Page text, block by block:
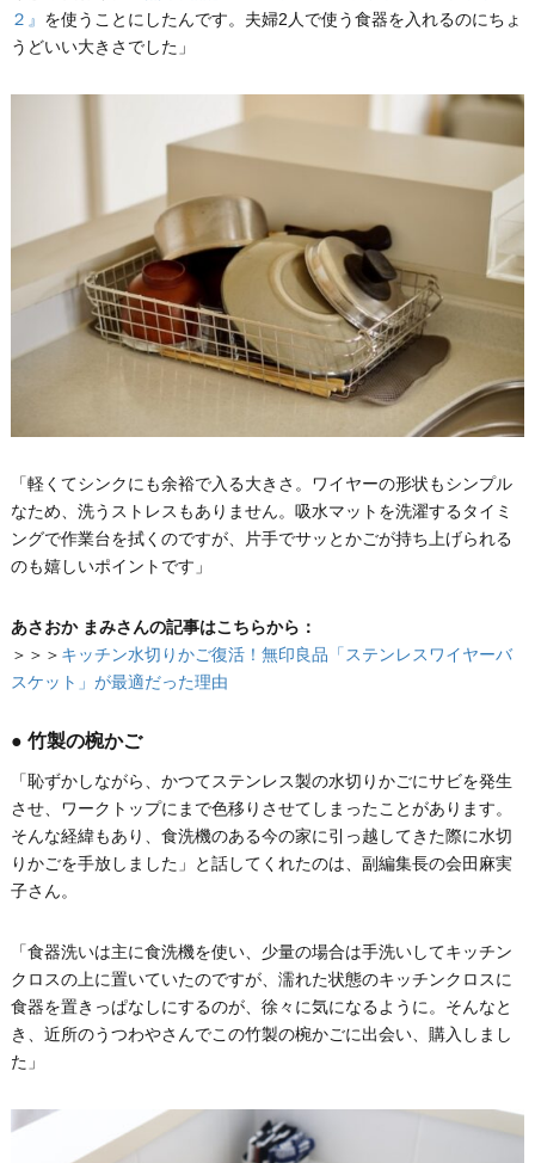
２』 を使うことにしたんです。夫婦2人で使う食器を入れるのにちょ
うどいい大きさでした」
「軽くてシンクにも余裕で入る大きさ。ワイヤーの形状もシンプル
なため、洗うストレスもありません。吸水マットを洗濯するタイミ
ングで作業台を拭くのですが、片手でサッとかごが持ち上げられる
のも嬉しいポイントです」
あさおか まみさんの記事はこちらから：
＞＞＞ キッチン水切りかご復活！無印良品「ステンレスワイヤーバ
スケット」が最適だった理由
● 竹製の椀かご
「恥ずかしながら、かつてステンレス製の水切りかごにサビを発生
させ、ワークトップにまで色移りさせてしまったことがあります。
そんな経緯もあり、食洗機のある今の家に引っ越してきた際に水切
りかごを手放しました」と話してくれたのは、副編集長の会田麻実
子さん。
「食器洗いは主に食洗機を使い、少量の場合は手洗いしてキッチン
クロスの上に置いていたのですが、濡れた状態のキッチンクロスに
食器を置きっぱなしにするのが、徐々に気になるように。そんなと
き、近所のうつわやさんでこの竹製の椀かごに出会い、購入しまし
た」